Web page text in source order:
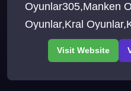
Oyunlar305,Manken
Oyunlar,Kral